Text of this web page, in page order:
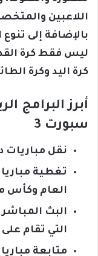
اللاعبين
بالإضافة إلى
ليس فقط كرة
كرة اليد وكرة
أبرز البرامج
سبورت 3
نقل مباريات
تغطية
العام وكأس
البث
التي تقام
متابعة